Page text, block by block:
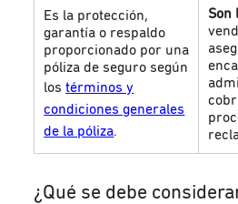
Es la protección,
garantía o respaldo
proporcionado por una
póliza de seguro según
lostérminos y
condiciones generales
de la póliza.
Son
¿Qué se debe